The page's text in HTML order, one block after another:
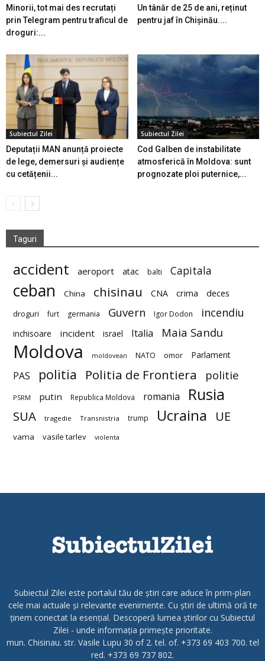
Minorii, tot mai des recrutați
prin Telegram pentru traficul de
droguri:...
Un tânăr de 25 de ani, reținut
pentru jaf în Chișinău....
Subiectul Zilei
Deputații MAN anunță proiecte
de lege, demersuri și audiențe
cu cetățenii...
Subiectul Zilei
Cod Galben de instabilitate
atmosferică în Moldova: sunt
prognozate ploi puternice,...
Taguri
accident aeroport atac balti Capitala
ceban China chisinau CNA crima deces
droguri furt germania Guvern Igor Dodon incendiu
inchisoare incident israel Italia Maia Sandu
Moldova moldovean NATO omor Parlament
PAS politia Politia de Frontiera politie
PSRM putin Republica Moldova romania Rusia
SUA tragedie Transnistria trump Ucraina UE
vama vasile tarlev violenta
Subiectul Zilei este portalul tău de știri care aduce în prim-plan
cele mai actuale și relevante evenimente. Cu știri de ultimă oră te
ținem conectat la esențial. Descoperă lumea știrilor cu Subiectul
Zilei - unde informația primește prioritate.
mun. Chisinau. str. Vasile Lupu 30 of 2. tel. of. +373 69 403 700. tel
red. +373 69 737 802.